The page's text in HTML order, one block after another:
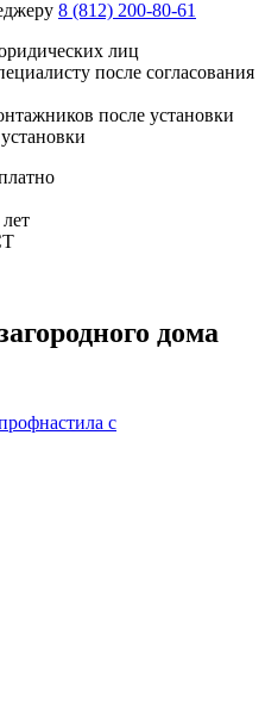
8 (812) 200-80-61
лиц
после согласования
после установки
дома
с